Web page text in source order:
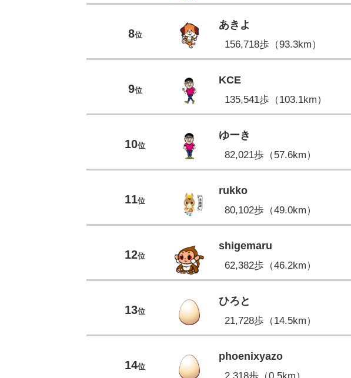
8位
あきよ
156,718歩（93.3km）
9位
KCE
135,541歩（103.1km）
10位
ゆーき
82,021歩（57.6km）
11位
rukko
80,102歩（49.0km）
12位
shigemaru
62,382歩（46.2km）
13位
ひろと
21,728歩（14.5km）
14位
phoenixyazo